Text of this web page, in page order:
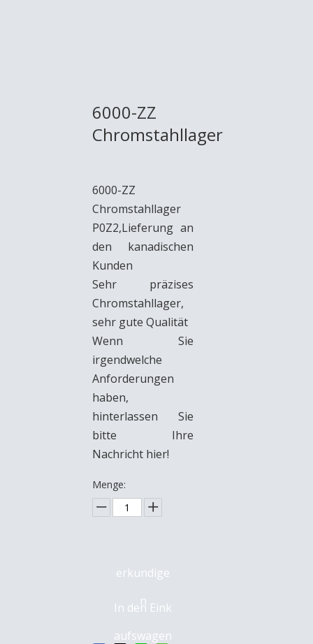
6000-ZZ
Chromstahllager
6000-ZZ
Chromstahllager
P0Z2,Lieferung an
den kanadischen
Kunden
Sehr präzises
Chromstahllager,
sehr gute Qualität
Wenn Sie
irgendwelche
Anforderungen
haben,
hinterlassen Sie
bitte Ihre
Nachricht hier!
Menge:
erkundige
n
In den Eink
aufswagen